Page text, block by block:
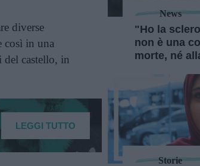
diverse
così in una
del castello, in
LEGGI TUTTO
News
"Ho la
non è una
morte, né
Storie